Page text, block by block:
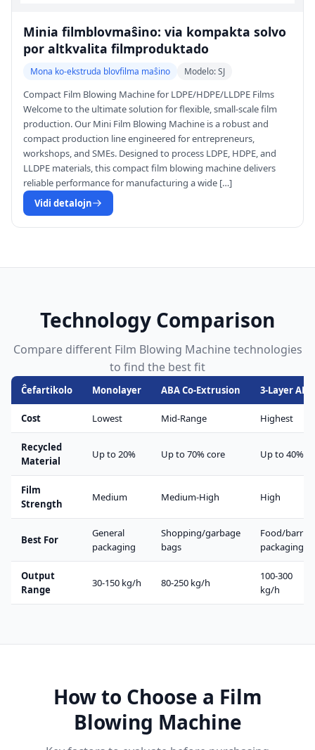
Minia filmblovmaŝino: via kompakta solvo
por altkvalita filmproduktado
Mona ko-ekstruda blovfilma maŝino Modelo: SJ
Compact Film Blowing Machine for LDPE/HDPE/LLDPE Films
Welcome to the ultimate solution for flexible, small-scale film
production. Our Mini Film Blowing Machine is a robust and
compact production line engineered for entrepreneurs,
workshops, and SMEs. Designed to process LDPE, HDPE, and
LLDPE materials, this compact film blowing machine delivers
reliable performance for manufacturing a wide […]
Vidi detalojn
Technology Comparison
Compare different Film Blowing Machine technologies
to find the best fit
Ĉefartikolo Monolayer ABA Co-Extrusion 3-Layer ABC
Cost Lowest Mid-Range Highest
Recycled
Material
Up to 20% Up to 70% core Up to 40%
Film
Strength
Medium Medium-High High
Best For
General
packaging
Shopping/garbage
bags
Food/barrier
packaging
Output
Range
30-150 kg/h 80-250 kg/h
100-300
kg/h
How to Choose a Film
Blowing Machine